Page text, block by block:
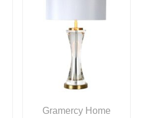
Gramercy Home